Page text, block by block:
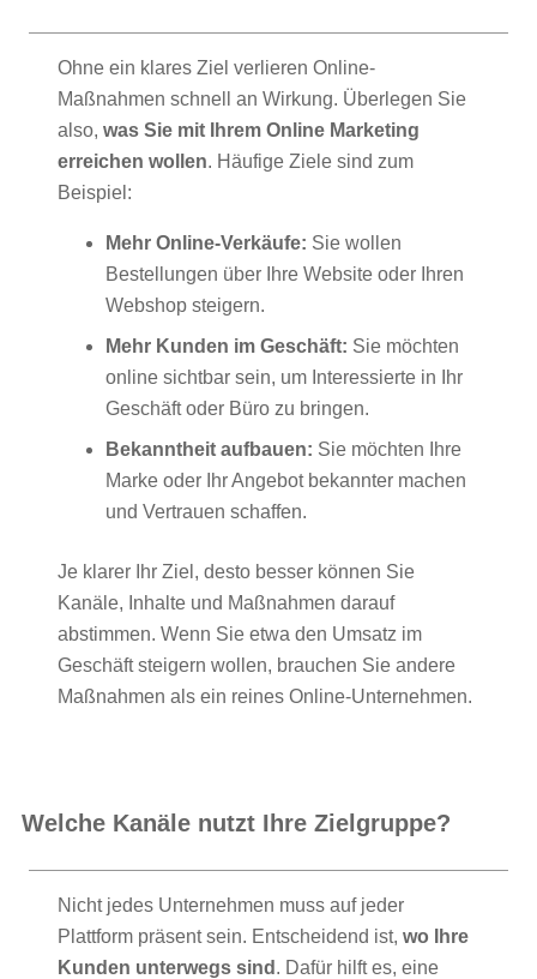
Ohne ein klares Ziel verlieren Online-
Maßnahmen schnell an Wirkung. Überlegen Sie
also, was Sie mit Ihrem Online Marketing
erreichen wollen. Häufige Ziele sind zum
Beispiel:
Mehr Online-Verkäufe: Sie wollen
Bestellungen über Ihre Website oder Ihren
Webshop steigern.
Mehr Kunden im Geschäft: Sie möchten
online sichtbar sein, um Interessierte in Ihr
Geschäft oder Büro zu bringen.
Bekanntheit aufbauen: Sie möchten Ihre
Marke oder Ihr Angebot bekannter machen
und Vertrauen schaffen.
Je klarer Ihr Ziel, desto besser können Sie
Kanäle, Inhalte und Maßnahmen darauf
abstimmen. Wenn Sie etwa den Umsatz im
Geschäft steigern wollen, brauchen Sie andere
Maßnahmen als ein reines Online-Unternehmen.
Welche Kanäle nutzt Ihre Zielgruppe?
Nicht jedes Unternehmen muss auf jeder
Plattform präsent sein. Entscheidend ist, wo Ihre
Kunden unterwegs sind . Dafür hilft es, eine